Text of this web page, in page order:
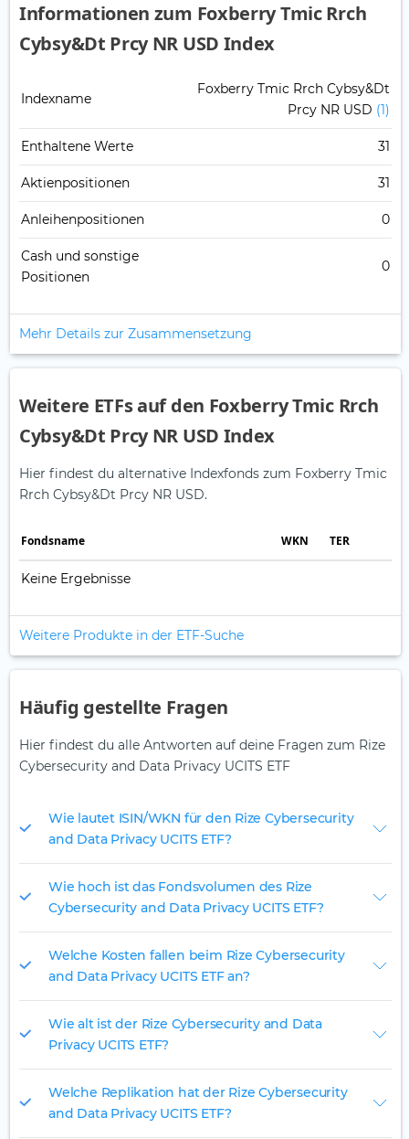
Informationen zum Foxberry Tmic Rrch
Cybsy&Dt Prcy NR USD Index
Indexname
Foxberry Tmic Rrch Cybsy&Dt
Prcy NR USD (1)
Enthaltene Werte 31
Aktienpositionen 31
Anleihenpositionen 0
Cash und sonstige
Positionen
0
Mehr Details zur Zusammensetzung
Weitere ETFs auf den Foxberry Tmic Rrch
Cybsy&Dt Prcy NR USD Index
Hier findest du alternative Indexfonds zum Foxberry Tmic
Rrch Cybsy&Dt Prcy NR USD.
Fonds­name WKN TER
Keine Ergebnisse
Weitere Produkte in der ETF-Suche
Häufig gestellte Fragen
Hier findest du alle Antworten auf deine Fragen zum Rize
Cybersecurity and Data Privacy UCITS ETF
Wie lautet ISIN/WKN für den Rize Cybersecurity
and Data Privacy UCITS ETF?
Wie hoch ist das Fondsvolumen des Rize
Cybersecurity and Data Privacy UCITS ETF?
Welche Kosten fallen beim Rize Cybersecurity
and Data Privacy UCITS ETF an?
Wie alt ist der Rize Cybersecurity and Data
Privacy UCITS ETF?
Welche Replikation hat der Rize Cybersecurity
and Data Privacy UCITS ETF?